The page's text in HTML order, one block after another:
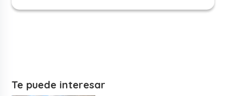
Te puede interesar